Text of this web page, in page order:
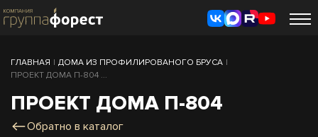
ГЛАВНАЯ | ДОМА ИЗ ПРОФИЛИРОВАНОГО БРУСА |
ПРОЕКТ ДОМА П-804 ...
ПРОЕКТ ДОМА П-804
Обратно в каталог